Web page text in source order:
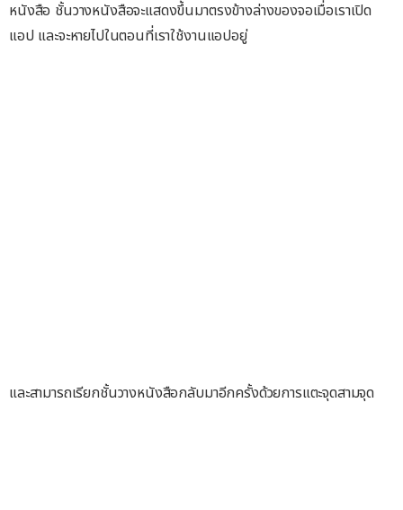
หนังสือ ชั้นวางหนังสือจะแสดงขึ้นมาตรงข้างล่างของจอเมื่อเราเปิด
แอป และจะหายไปในตอนที่เราใช้งานแอปอยู่
และสามารถเรียกชั้นวางหนังสือกลับมาอีกครั้งด้วยการแตะจุดสามจุด